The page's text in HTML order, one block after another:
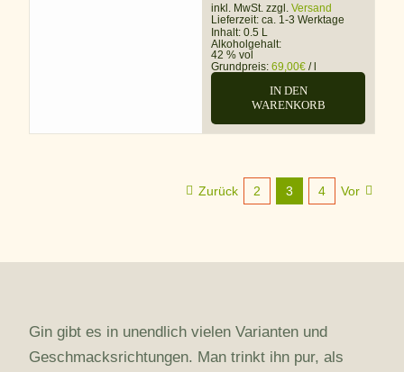
inkl. MwSt. zzgl. Versand
Lieferzeit: ca. 1-3 Werktage
Inhalt: 0.5 L
Alkoholgehalt:
42 % vol
Grundpreis: 69,00€ /l
IN DEN
WARENKORB
Zurück 2 3 4 Vor
Gin gibt es in unendlich vielen Varianten und
Geschmacksrichtungen. Man trinkt ihn pur, als